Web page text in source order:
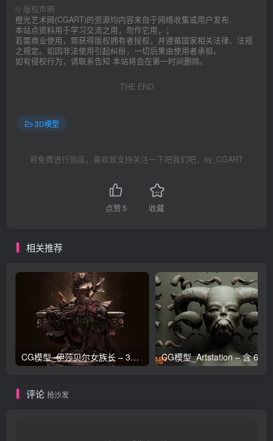
© 版权声明
橙光艺术网(CGART)的资源均内容来自于网络收集或用户发布.
本站点资料用于学习交流之用，勿作它用，；
若需商业使用，需获得版权拥有者授权，并遵循国家相关法律、法规
之规定。如因非法使用引起纠纷，一切后果由使用者承担。
如有侵权行为，请联系告知 本站将会在第一时间删除。
THE END
3D模型
将免费进行到底，喜欢就支持关注一下吧我们吧，by_CGART
点赞 5 收藏
相关推荐
CG模型_伊莎贝尔女族长 – 3D 模型_CGART_模型下载
评论 抢沙发